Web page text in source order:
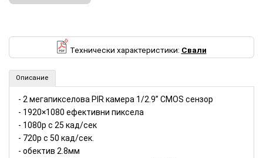
Технически характеристики: Свали
Описание
- 2 мегапикселова PIR камера 1/2.9” CMOS сензор
- 1920×1080 ефективни пиксела
- 1080p с 25 кад/сек
- 720p с 50 кад/сек.
- обектив 2.8мм